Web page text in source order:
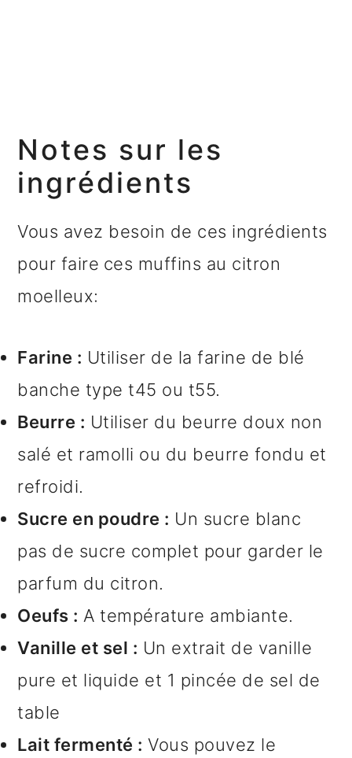
Notes sur les
ingrédients
Vous avez besoin de ces ingrédients
pour faire ces muffins au citron
moelleux:
Farine : Utiliser de la farine de blé
banche type t45 ou t55.
Beurre : Utiliser du beurre doux non
salé et ramolli ou du beurre fondu et
refroidi.
Sucre en poudre : Un sucre blanc
pas de sucre complet pour garder le
parfum du citron.
Oeufs : A température ambiante.
Vanille et sel : Un extrait de vanille
pure et liquide et 1 pincée de sel de
table
Lait fermenté : Vous pouvez le